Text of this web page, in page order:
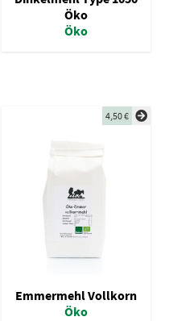
Öko
Öko
4,50€
Emmermehl Vollkorn
Öko